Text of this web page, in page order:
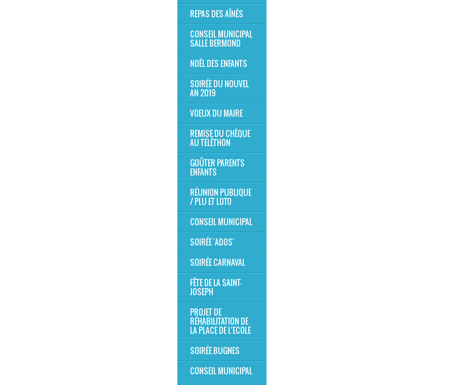
REPAS DES AÎNÉS
CONSEIL MUNICIPAL
SALLE BERMOND
NOËL DES ENFANTS
SOIRÉE DU NOUVEL
AN 2019
VOEUX DU MAIRE
REMISE DU CHÈQUE
AU TÉLÉTHON
GOÛTER PARENTS
ENFANTS
RÉUNION PUBLIQUE
/ PLU ET LOTO
CONSEIL MUNICIPAL
SOIRÉE 'ADOS'
SOIRÉE CARNAVAL
FÊTE DE LA SAINT-
JOSEPH
PROJET DE
RÉHABILITATION DE
LA PLACE DE L'ECOLE
SOIRÉE BUGNES
CONSEIL MUNICIPAL